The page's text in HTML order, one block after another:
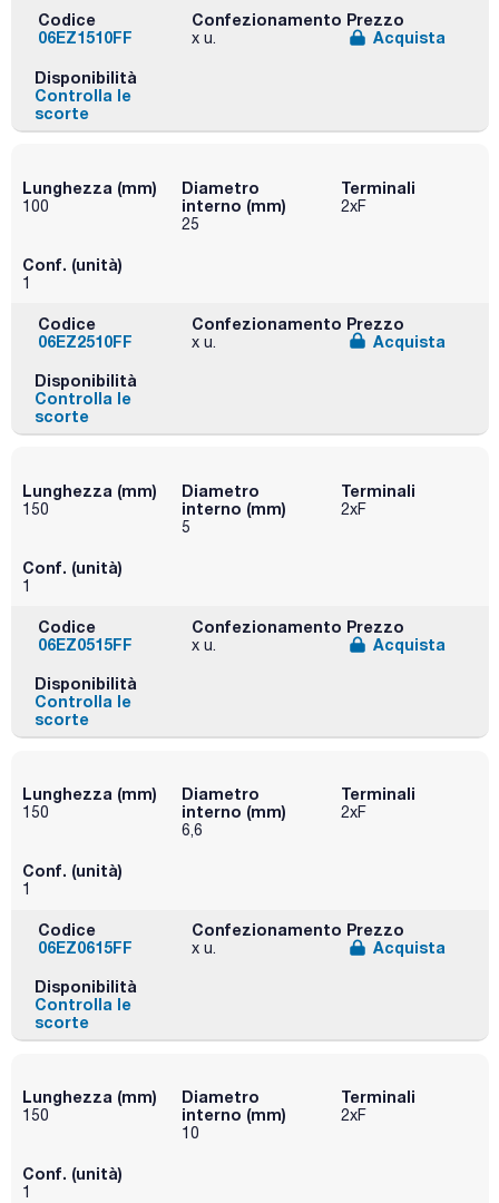
Codice
06EZ1510FF
Confezionamento
x u.
Prezzo
Acquista
Disponibilità
Controlla le
scorte
Lunghezza (mm)
100
Diametro
interno (mm)
25
Terminali
2xF
Conf. (unità)
1
Codice
06EZ2510FF
Confezionamento
x u.
Prezzo
Acquista
Disponibilità
Controlla le
scorte
Lunghezza (mm)
150
Diametro
interno (mm)
5
Terminali
2xF
Conf. (unità)
1
Codice
06EZ0515FF
Confezionamento
x u.
Prezzo
Acquista
Disponibilità
Controlla le
scorte
Lunghezza (mm)
150
Diametro
interno (mm)
6,6
Terminali
2xF
Conf. (unità)
1
Codice
06EZ0615FF
Confezionamento
x u.
Prezzo
Acquista
Disponibilità
Controlla le
scorte
Lunghezza (mm)
150
Diametro
interno (mm)
10
Terminali
2xF
Conf. (unità)
1